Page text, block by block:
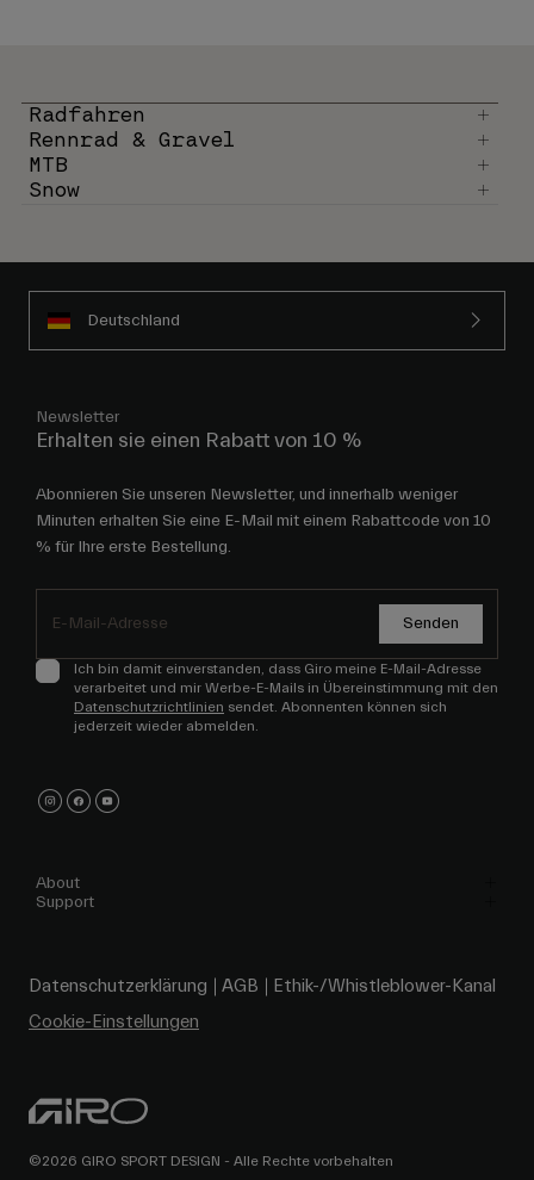
Radfahren
Rennrad & Gravel
MTB
Snow
Deutschland
Newsletter
Erhalten sie einen Rabatt von 10 %
Abonnieren Sie unseren Newsletter, und innerhalb weniger
Minuten erhalten Sie eine E-Mail mit einem Rabattcode von 10
% für Ihre erste Bestellung.
Senden
Ich bin damit einverstanden, dass Giro meine E-Mail-Adresse
verarbeitet und mir Werbe-E-Mails in Übereinstimmung mit den
Datenschutzrichtlinien sendet. Abonnenten können sich
jederzeit wieder abmelden.
About
Support
Datenschutzerklärung AGB
Ethik-/Whistleblower-Kanal
Cookie-Einstellungen
©2026 GIRO SPORT DESIGN - Alle Rechte vorbehalten